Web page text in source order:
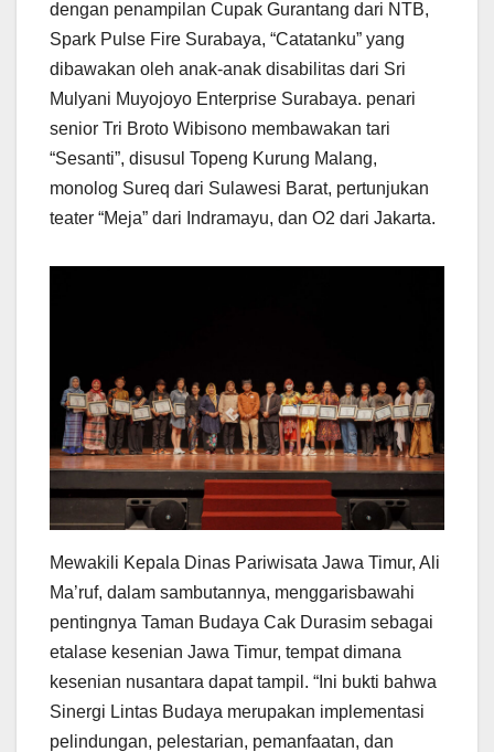
dengan penampilan Cupak Gurantang dari NTB,
Spark Pulse Fire Surabaya, “Catatanku” yang
dibawakan oleh anak-anak disabilitas dari Sri
Mulyani Muyojoyo Enterprise Surabaya. penari
senior Tri Broto Wibisono membawakan tari
“Sesanti”, disusul Topeng Kurung Malang,
monolog Sureq dari Sulawesi Barat, pertunjukan
teater “Meja” dari Indramayu, dan O2 dari Jakarta.
Mewakili Kepala Dinas Pariwisata Jawa Timur, Ali
Ma’ruf, dalam sambutannya, menggarisbawahi
pentingnya Taman Budaya Cak Durasim sebagai
etalase kesenian Jawa Timur, tempat dimana
kesenian nusantara dapat tampil. “Ini bukti bahwa
Sinergi Lintas Budaya merupakan implementasi
pelindungan, pelestarian, pemanfaatan, dan